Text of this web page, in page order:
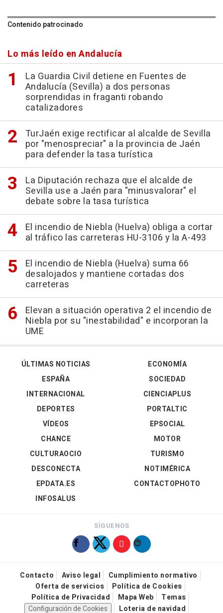
Contenido patrocinado
Lo más leído en Andalucía
La Guardia Civil detiene en Fuentes de
Andalucía (Sevilla) a dos personas
sorprendidas in fraganti robando
catalizadores
TurJaén exige rectificar al alcalde de Sevilla
por "menospreciar" a la provincia de Jaén
para defender la tasa turística
La Diputación rechaza que el alcalde de
Sevilla use a Jaén para "minusvalorar" el
debate sobre la tasa turística
El incendio de Niebla (Huelva) obliga a cortar
al tráfico las carreteras HU-3106 y la A-493
El incendio de Niebla (Huelva) suma 66
desalojados y mantiene cortadas dos
carreteras
Elevan a situación operativa 2 el incendio de
Niebla por su "inestabilidad" e incorporan la
UME
ÚLTIMAS NOTICIAS
ESPAÑA
INTERNACIONAL
DEPORTES
VÍDEOS
ECONOMÍA
SOCIEDAD
CIENCIAPLUS
PORTALTIC
EPSOCIAL
CHANCE
CULTURAOCIO
DESCONECTA
EPDATA.ES
INFOSALUS
MOTOR
TURISMO
NOTIMÉRICA
CONTACTOPHOTO
SÍGUENOS
Contacto Aviso legal
Cumplimiento normativo
Oferta de servicios
Política de Cookies
Política de Privacidad
Mapa Web
Temas
Configuración de Cookies
Loteria de navidad